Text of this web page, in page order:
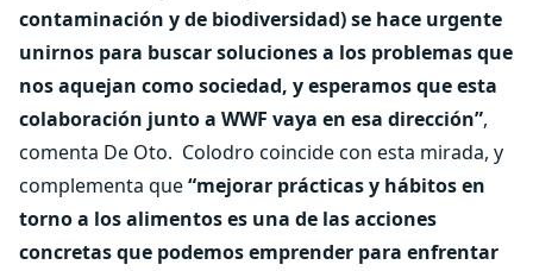
contaminación y de biodiversidad) se hace urgente
unirnos para buscar soluciones a los problemas que
nos aquejan como sociedad, y esperamos que esta
colaboración junto a WWF vaya en esa dirección”,
comenta De Oto. Colodro coincide con esta mirada, y
complementa que“mejorar prácticas y hábitos en
torno a los alimentos es una de las acciones
concretas que podemos emprender para enfrentar